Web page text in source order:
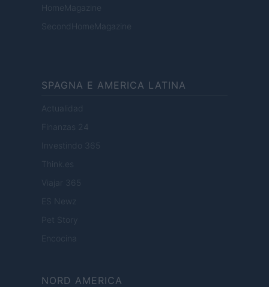
HomeMagazine
SecondHomeMagazine
SPAGNA E AMERICA LATINA
Actualidad
Finanzas 24
Investindo 365
Think.es
Viajar 365
ES Newz
Pet Story
Encocina
NORD AMERICA